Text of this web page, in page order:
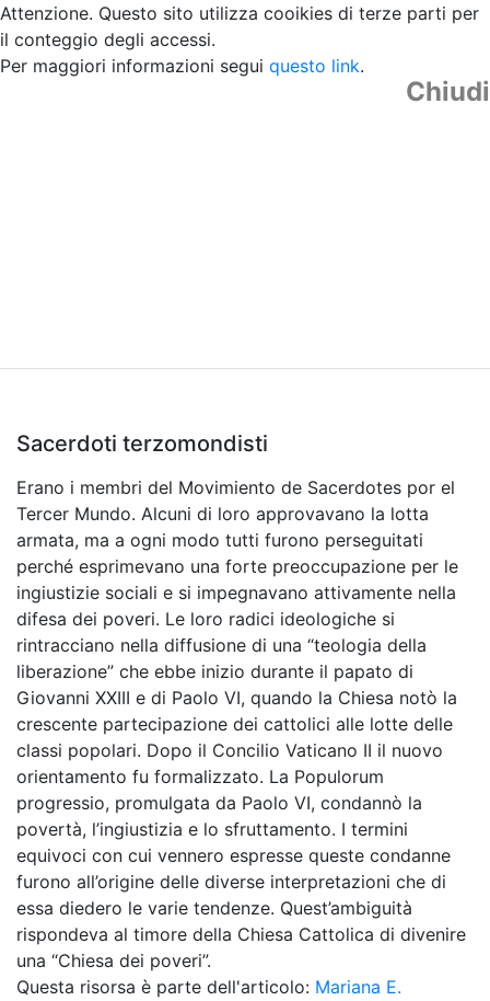
Attenzione. Questo sito utilizza cooikies di terze parti per
il conteggio degli accessi.
Per maggiori informazioni segui questo link.
Chiudi
Sacerdoti terzomondisti
Erano i membri del Movimiento de Sacerdotes por el
Tercer Mundo. Alcuni di loro approvavano la lotta
armata, ma a ogni modo tutti furono perseguitati
perché esprimevano una forte preoccupazione per le
ingiustizie sociali e si impegnavano attivamente nella
difesa dei poveri. Le loro radici ideologiche si
rintracciano nella diffusione di una “teologia della
liberazione” che ebbe inizio durante il papato di
Giovanni XXIII e di Paolo VI, quando la Chiesa notò la
crescente partecipazione dei cattolici alle lotte delle
classi popolari. Dopo il Concilio Vaticano II il nuovo
orientamento fu formalizzato. La Populorum
progressio, promulgata da Paolo VI, condannò la
povertà, l’ingiustizia e lo sfruttamento. I termini
equivoci con cui vennero espresse queste condanne
furono all’origine delle diverse interpretazioni che di
essa diedero le varie tendenze. Quest’ambiguità
rispondeva al timore della Chiesa Cattolica di divenire
una “Chiesa dei poveri”.
Questa risorsa è parte dell'articolo: Mariana E.